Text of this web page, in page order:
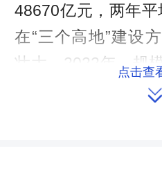
48670亿元，两年平
在“三个高地”建设
壮大，2022年，规
同比增长7.5%，高
点击查
